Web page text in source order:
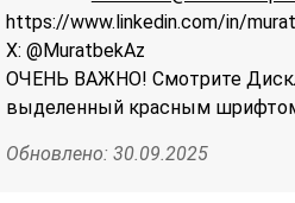
httрs://www.linkedin.com/in/
X: @MuratbekAz
ОЧЕНЬ ВАЖНО! Смотрите
выделенный красным
Обновлено: 30.09.2025